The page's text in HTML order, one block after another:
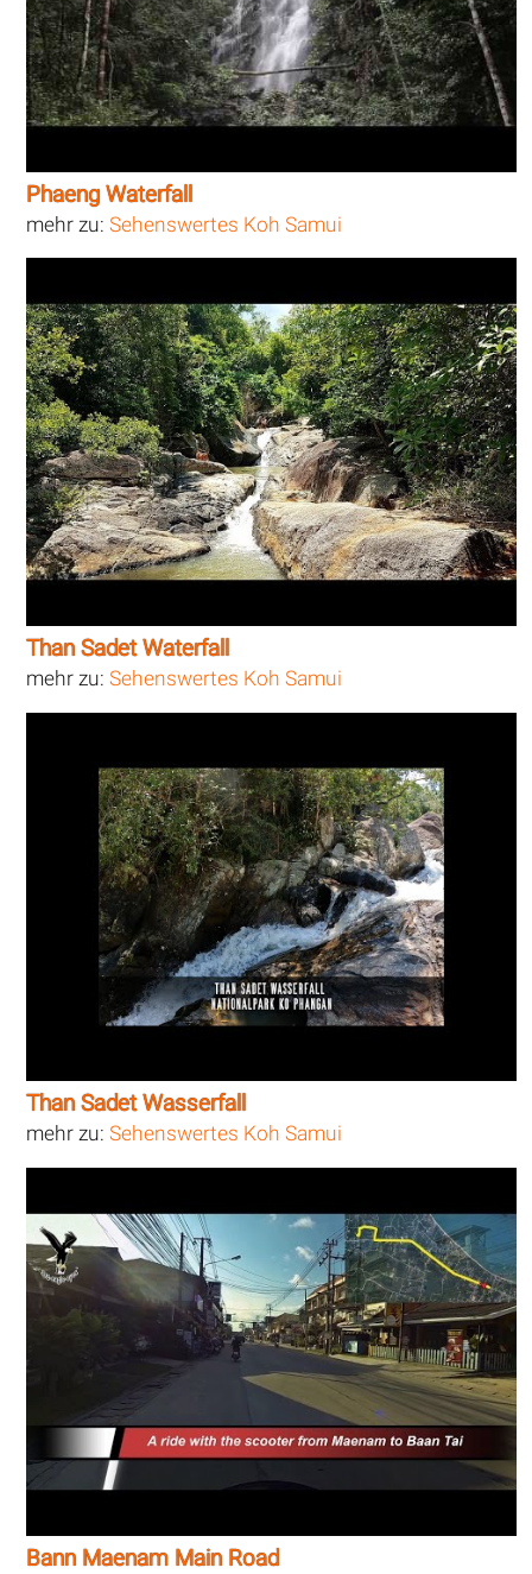
Phaeng Waterfall
mehr zu:Sehenswertes Koh Samui
Than Sadet Waterfall
mehr zu:Sehenswertes Koh Samui
Than Sadet Wasserfall
mehr zu:Sehenswertes Koh Samui
Bann Maenam Main Road